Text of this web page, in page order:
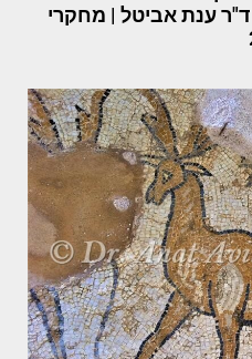
ד"ר ענת אביטל | מחקרי